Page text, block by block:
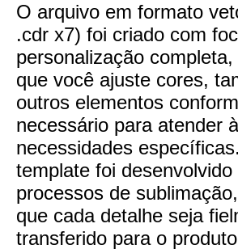
O arquivo em formato
.cdr x7) foi criado com
personalização
que você ajuste cores,
outros elementos
necessário para atender
necessidades
template foi
processos de
que cada detalhe seja
transferido para o